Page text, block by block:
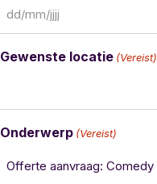
Gewenste locatie (Vereist)
Onderwerp (Vereist)